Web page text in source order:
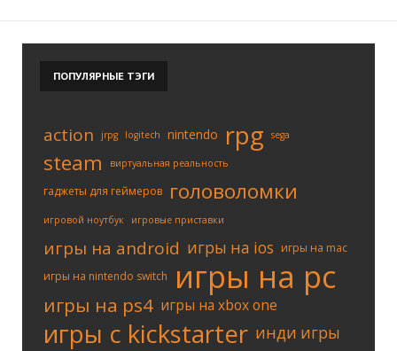
ПОПУЛЯРНЫЕ ТЭГИ
action jrpg logitech nintendo rpg sega
steam виртуальная реальность
гаджеты для геймеров головоломки
игровой ноутбук игровые приставки
игры на android игры на ios игры на mac
игры на nintendo switch
игры на pc
игры на ps4 игры на xbox one
игры с kickstarter инди игры